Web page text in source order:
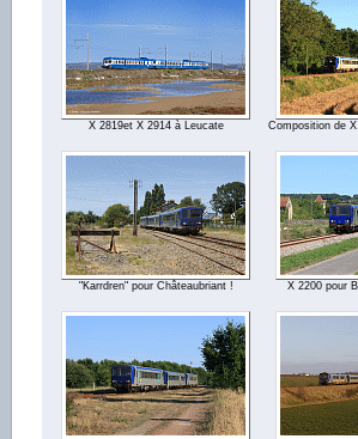
X 2819et X 2914 à Leucate
Composition de
"Karrdren" pour Châteaubriant ! X 2200 pour